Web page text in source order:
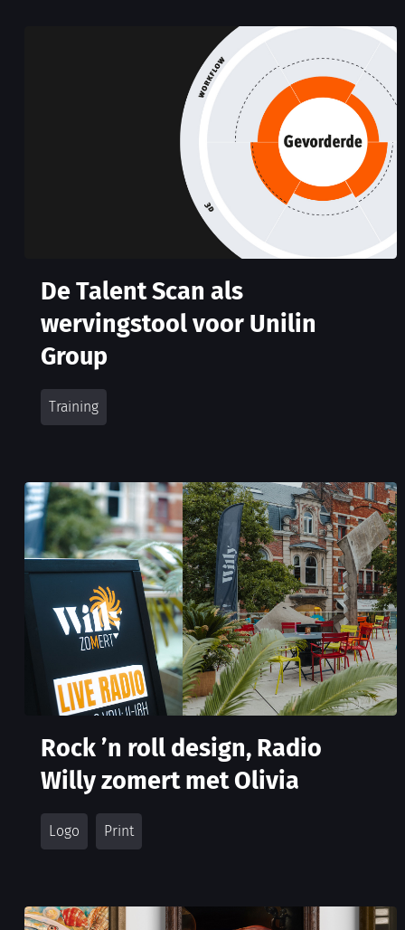
De Talent Scan als
wervingstool voor Unilin
Group
Training
Rock ’n roll design, Radio
Willy zomert met Olivia
Logo Print
We gebruiken cookies om je de beste ervaring op onze site te
bieden.
Je kunt meer te weten komen over welke cookies we gebruiken